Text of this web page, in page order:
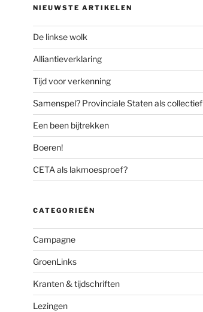
NIEUWSTE ARTIKELEN
De linkse wolk
Alliantieverklaring
Tijd voor verkenning
Samenspel? Provinciale Staten als collectief
Een been bijtrekken
Boeren!
CETA als lakmoesproef?
CATEGORIEËN
Campagne
GroenLinks
Kranten & tijdschriften
Lezingen